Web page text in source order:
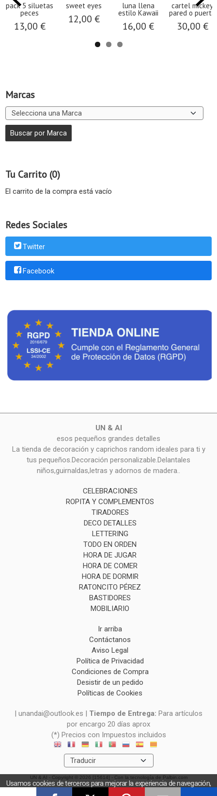
Marcas
Tu Carrito (0)
El carrito de la compra está vacío
Redes Sociales
Twitter
Facebook
pack 5 siluetas
peces
13,00 €
sweet eyes
12,00 €
luna llena
estilo Kawaii
16,00 €
cartel mickey
pared o puerta
30,00 €
UN & AI
esos pequeños grandes detalles
La tienda de decoración y caprichos random ideales para ti y
tus pequeños.Decoración personalizable.Delantales
niños,guirnaldas,letras y adornos de madera..
CELEBRACIONES
ROPITA Y COMPLEMENTOS
TIRADORES
DECO DETALLES
LETTERING
TODO EN ORDEN
HORA DE JUGAR
HORA DE COMER
HORA DE DORMIR
RATONCITO PÉREZ
BASTIDORES
MOBILIARIO
Ir arriba
Contáctanos
Aviso Legal
Política de Privacidad
Condiciones de Compra
Desistir de un pedido
Políticas de Cookies
| unandai@outlook.es | Tiempo de Entrega: Para artículos
por encargo 20 días aprox
(*) Precios con Impuestos incluidos
UN & AI - Copyright © 2026 [15614] - Con la tecnología de Palbin.com
Usamos cookies de terceros para mejorar la experiencia de navegación,
y obtener estadísticas anónimas. Si continúa navegando consideramos